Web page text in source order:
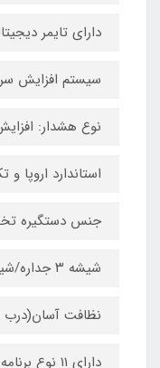
دارای تایمر
سیستم افزایش
نوع هشدار:
استاندارد اروپا
جنس دستگیره
شیشه ۳ جداره/شیشه سکوریت مقاوم به حرارت
نظافت آسان(درب
دارای ۱۱